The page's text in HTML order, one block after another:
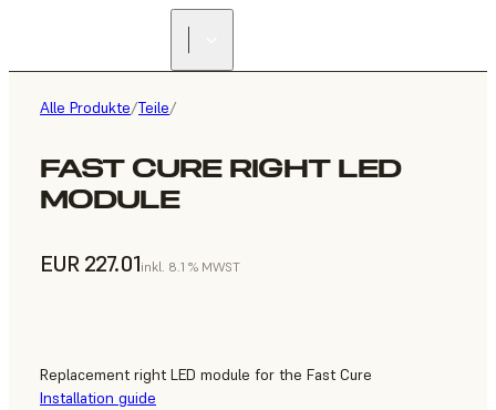
Alle Produkte/Teile/
FAST CURE RIGHT LED
MODULE
EUR 227.01inkl. 8.1 % MWST
Replacement right LED module for the Fast Cure
Installation guide